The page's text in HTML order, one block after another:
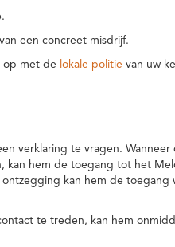
een concreet misdrijf.
op met de lokale politie van uw
verklaring te vragen. Wanneer
kan hem de toegang tot het
kan hem de toegang
te treden, kan hem